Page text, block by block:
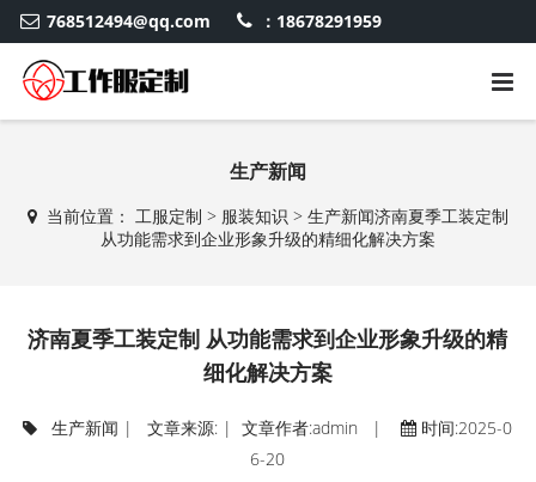
768512494@qq.com ：18678291959
生产新闻
当前位置： 工服定制 > 服装知识 > 生产新闻济南夏季工装定制
从功能需求到企业形象升级的精细化解决方案
济南夏季工装定制 从功能需求到企业形象升级的精
细化解决方案
生产新闻 | 文章来源: | 文章作者:admin |
时间:2025-0
6-20